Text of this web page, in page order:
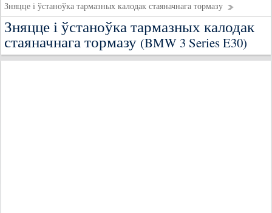
Зняцце і ўстаноўка тармазных калодак стаяначнага тормазу
Зняцце і ўстаноўка тармазных калодак
стаяначнага тормазу (BMW 3 Series E30)